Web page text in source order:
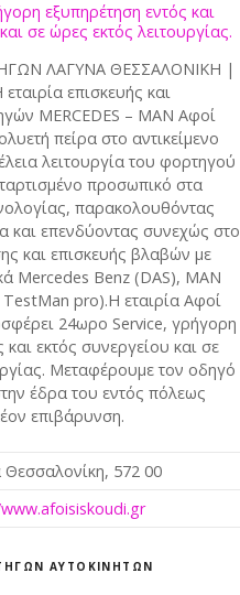
εξυπηρέτηση εντός και
σε ώρες εκτός λειτουργίας.
ΛΑΓΥΝΑ ΘΕΣΣΑΛΟΝΙΚΗ |
επισκευής και
MERCEDES – MAN Αφοί
πείρα στο αντικείμενο
λειτουργία του φορτηγού
προσωπικό στα
παρακολουθόντας
και επενδύοντας συνεχώς στο
και επισκευής βλαβών με
Mercedes Benz (DAS), MAN
pro).Η εταιρία Αφοί
24ωρο Service, γρήγορη
και εκτός συνεργείου και σε
Μεταφέρουμε τον οδηγό
έδρα του εντός πόλεως
επιβάρυνση.
572 00
ΑΥΤΟΚΙΝΉΤΩΝ